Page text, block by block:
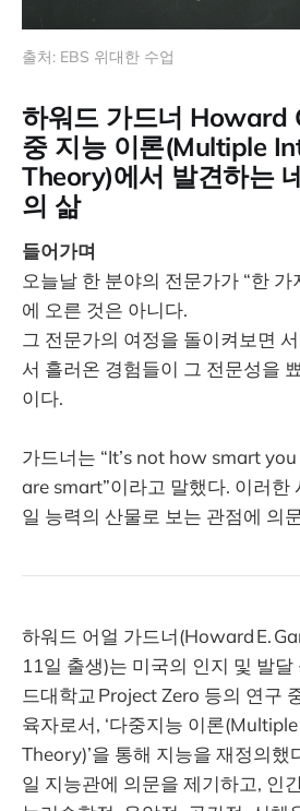
출처: EBS 위대한 수업
하워드 가드너 Howard
중 지능 이론(Multiple
Theory)에서 발견하는
의 삶
들어가며
오늘날 한 분야의 전문가가 “한 가
에 오른 것은 아니다.
그 전문가의 여정을 돌이켜보면
서 흘러온 경험들이 그 전문성을
이다.
가드너는 “It’s not how smart
are smart”이라고 말했다. 이러한
일 능력의 산물로 보는 관점에 의
하워드 어얼 가드너(Howard E.
11일 출생)는 미국의 인지 및 발
드대학교 Project Zero 등의 연구
육자로서, ‘다중지능 이론
Theory)’을 통해 지능을 재정의했
일 지능관에 의문을 제기하고, 인